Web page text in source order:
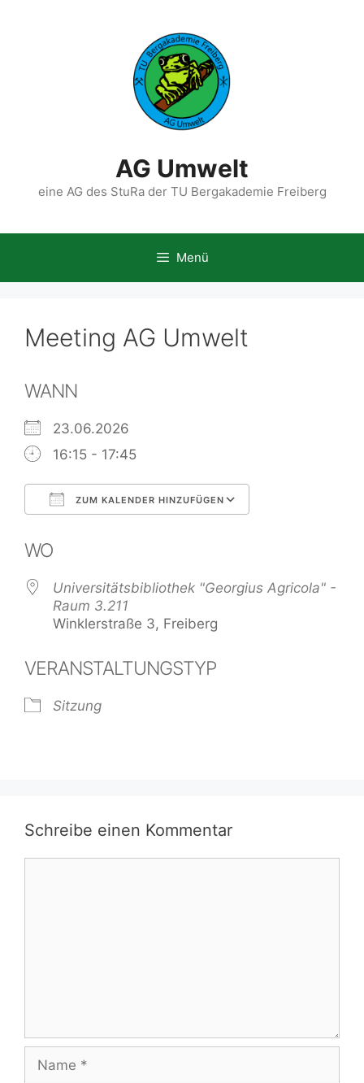
AG Umwelt
eine AG des StuRa der TU Bergakademie Freiberg
Menü
Meeting AG Umwelt
WANN
23.06.2026
16:15 - 17:45
ZUM KALENDER HINZUFÜGEN
WO
Universitätsbibliothek "Georgius Agricola" -
Raum 3.211
Winklerstraße 3, Freiberg
VERANSTALTUNGSTYP
Sitzung
Schreibe einen Kommentar